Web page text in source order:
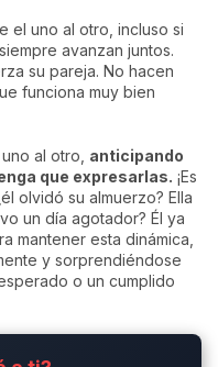
el uno al otro, incluso si
avanzan juntos.
su pareja. No hacen
funciona muy bien
al otro, anticipando
que expresarlas. ¡Es
olvidó su almuerzo? Ella
un día agotador? Él ya
mantener esta dinámica,
y sorprendiéndose
o un cumplido